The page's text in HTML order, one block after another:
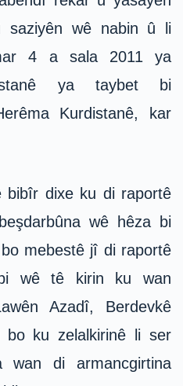
saziyên wê nabin û li
4 a sala 2011 ya
ya taybet bi
Kurdistanê, kar
bibîr dixe ku di raportê
wê hêza bi
mebestê jî di raportê
wê tê kirin ku wan
Azadî, Berdevkê
bo ku zelalkirinê li ser
wan di armancgirtina